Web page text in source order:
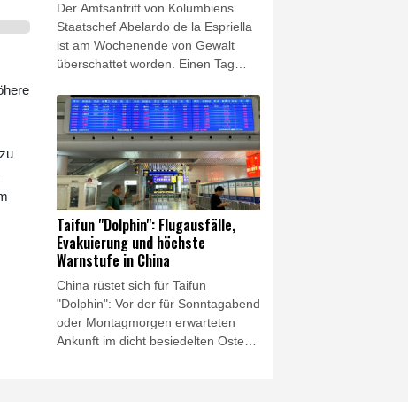
Der Amtsantritt von Kolumbiens
Staatschef Abelardo de la Espriella
ist am Wochenende von Gewalt
überschattet worden. Einen Tag
Hardliners wurden am Samstag an
verschiedenen Orten des
südamerikanischen Landes zwei
Bombenanschläge verübt, wie die
Armee mitteilte. Für einen der
Anschläge machte das Militär
abtrünnige Guerillakämpfer
verantwortlich. De la Espriella
verurteilte die Anschläge scharf.
Zuvor hatte er seine Absicht
bekräftigt, wieder für "Ordnung" zu
sorgen.
Taifun "Dolphin": Flugausfälle,
Evakuierung und höchste
Warnstufe in China
China rüstet sich für Taifun
"Dolphin": Vor der für Sonntagabend
oder Montagmorgen erwarteten
Ankunft im dicht besiedelten Osten